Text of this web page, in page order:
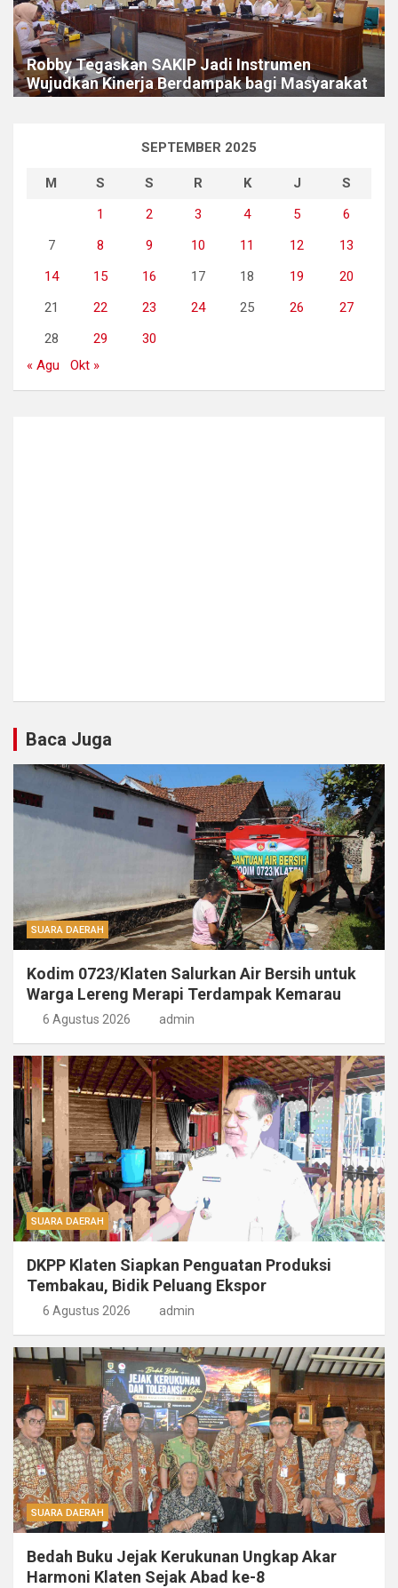
Robby Tegaskan SAKIP Jadi Instrumen
Wujudkan Kinerja Berdampak bagi Masyarakat
SEPTEMBER 2025
M S S R K J
S
1
2 3 4 5
6
7
8 9 10 11 12
13
14
15 16 17 18 19
20
21
22 23 24 25 26
27
28
29
30
« Agu
Okt »
Baca Juga
SUARA DAERAH
Kodim 0723/Klaten Salurkan Air Bersih untuk
Warga Lereng Merapi Terdampak Kemarau
6 Agustus 2026 admin
SUARA DAERAH
DKPP Klaten Siapkan Penguatan Produksi
Tembakau, Bidik Peluang Ekspor
6 Agustus 2026 admin
SUARA DAERAH
Bedah Buku Jejak Kerukunan Ungkap Akar
Harmoni Klaten Sejak Abad ke-8